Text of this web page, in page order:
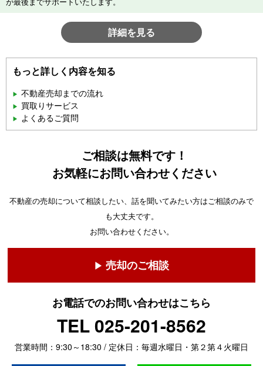
詳細を見る
もっと詳しく内容を知る
不動産売却までの流れ
買取りサービス
よくあるご質問
ご相談は無料です！
お気軽にお問い合わせください
不動産の売却について相談したい、話を聞いてみたい方はご相談のみで
も大丈夫です。
お問い合わせください。
売却のご相談
お電話でのお問い合わせはこちら
TEL 025-201-8562
営業時間：9:30～18:30 / 定休日：毎週水曜日・第２第４火曜日